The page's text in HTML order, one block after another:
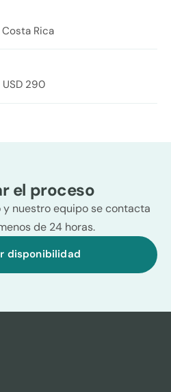
Rica
USD 290
el proceso
nuestro equipo se contacta
de 24 horas.
disponibilidad